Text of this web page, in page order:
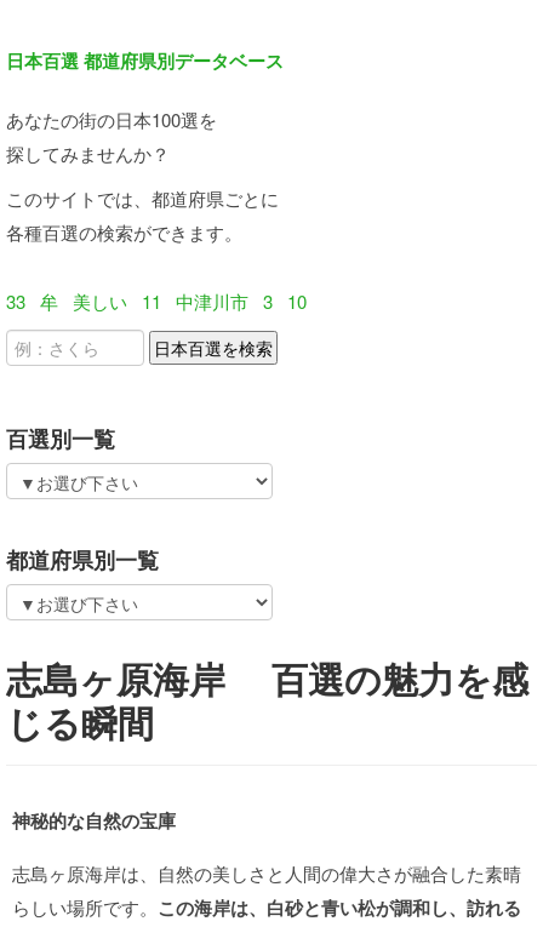
日本百選 都道府県別データベース
あなたの街の日本100選を
探してみませんか？
このサイトでは、都道府県ごとに
各種百選の検索ができます。
33 牟 美しい 11 中津川市 3 10
百選別一覧
都道府県別一覧
志島ヶ原海岸 百選の魅力を感
じる瞬間
神秘的な自然の宝庫
志島ヶ原海岸は、自然の美しさと人間の偉大さが融合した素晴
らしい場所です。 この海岸は、白砂と青い松が調和し、訪れる